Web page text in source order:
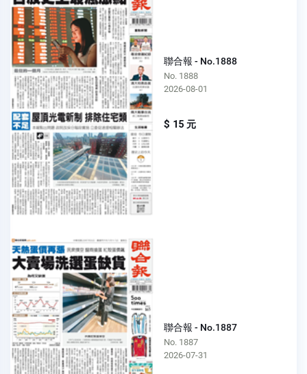
聯合報 - No.1888
No. 1888
2026-08-01
$ 15 元
聯合報 - No.1887
No. 1887
2026-07-31